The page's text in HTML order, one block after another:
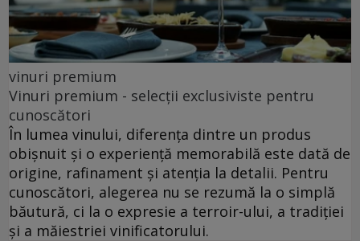
vinuri premium
Vinuri premium - selecții exclusiviste pentru
cunoscători
În lumea vinului, diferența dintre un produs
obișnuit și o experiență memorabilă este dată de
origine, rafinament și atenția la detalii. Pentru
cunoscători, alegerea nu se rezumă la o simplă
băutură, ci la o expresie a terroir-ului, a tradiției
și a măiestriei vinificatorului.